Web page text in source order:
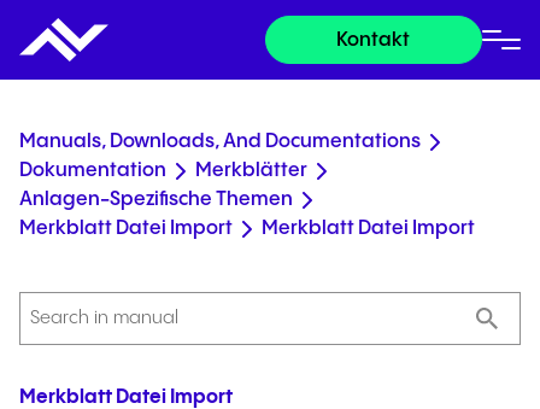
Kontakt
Manuals, Downloads, And Documentations
Dokumentation
Merkblätter
Anlagen-Spezifische Themen
Merkblatt Datei Import
Merkblatt Datei Import
Merkblatt Datei Import